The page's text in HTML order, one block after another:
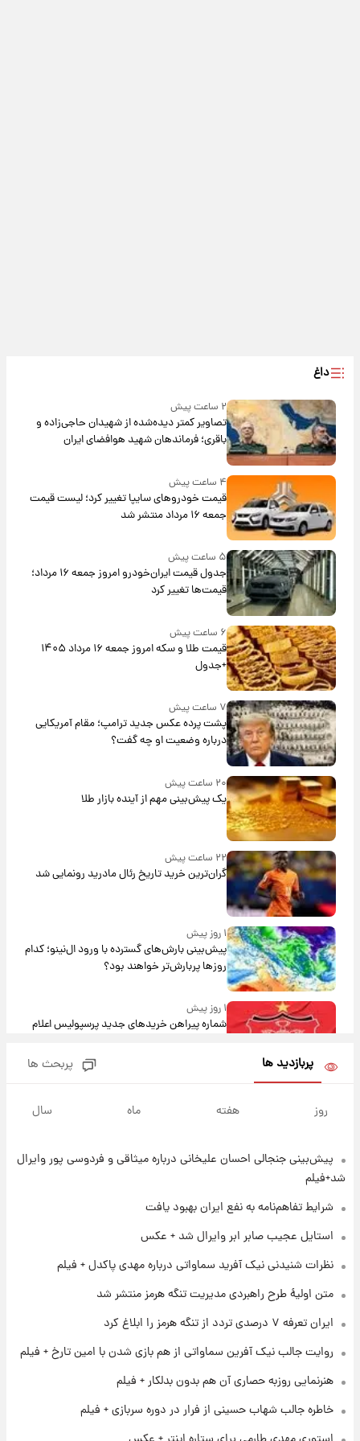
داغ
۲ ساعت پیش
تصاویر کمتر دیده‌شده از شهیدان حاجی‌زاده و
باقری؛ فرماندهان شهید هوافضای ایران
۴ ساعت پیش
قیمت خودروهای سایپا تغییر کرد؛ لیست قیمت
جمعه ۱۶ مرداد منتشر شد
۵ ساعت پیش
جدول قیمت ایران‌خودرو امروز جمعه ۱۶ مرداد؛
قیمت‌ها تغییر کرد
۶ ساعت پیش
قیمت طلا و سکه امروز جمعه ۱۶ مرداد ۱۴۰۵
+جدول
۷ ساعت پیش
پشت پرده عکس جدید ترامپ؛ مقام آمریکایی
درباره وضعیت او چه گفت؟
۲۰ ساعت پیش
یک پیش‌بینی مهم از آینده بازار طلا
۲۲ ساعت پیش
گران‌ترین خرید تاریخ رئال مادرید رونمایی شد
۱ روز پیش
پیش‌بینی بارش‌های گسترده با ورود ال‌نینو؛ کدام
روزها پربارش‌تر خواهند بود؟
۱ روز پیش
شماره پیراهن خریدهای جدید پرسپولیس اعلام
شد+فیلم
۱ روز پیش
۱ روز پیش
شارژ جدید کالابرگ برای سه دهک؛ جزئیات اعلام
۱ روز پیش
شرایط تازه فروش اقساطی سایپا اعلام شد؛
شاهین، کوییک، اطلس، سهند و ساینا با اقساط
بلندمدت + جدول
پربازدید ها پربحث ها
روز هفته ماه سال
پیش‌بینی جنجالی احسان علیخانی درباره میثاقی و فردوسی پور وایرال
شد+فیلم
شرایط تفاهم‌نامه به نفع ایران بهبود یافت
استایل عجیب صابر ابر وایرال شد + عکس
نظرات شنیدنی نیک آفرید سماواتی درباره مهدی پاکدل + فیلم
متن اولیۀ طرح راهبردی مدیریت تنگه هرمز منتشر شد
ایران تعرفه ۷ درصدی تردد از تنگه هرمز را ابلاغ کرد
روایت جالب نیک آفرین سماواتی از هم بازی شدن با امین تارخ + فیلم
هنرنمایی روزبه حصاری آن هم بدون بدلکار + فیلم
خاطره جالب شهاب حسینی از فرار در دوره سربازی + فیلم